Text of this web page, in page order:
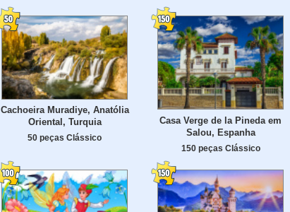
Cachoeira Muradiye, Anatólia
Oriental, Turquia
50 peças Clássico
Casa Verge de la Pineda em
Salou, Espanha
150 peças Clássico